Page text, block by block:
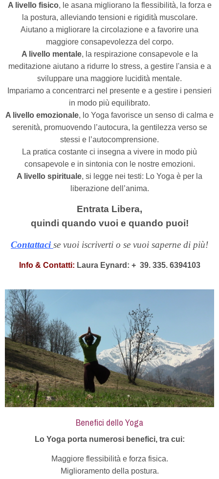
A livello fisico, le asana migliorano la flessibilità, la forza e
la postura, alleviando tensioni e rigidità muscolare.
Aiutano a migliorare la circolazione e a favorire una
maggiore consapevolezza del corpo.
A livello mentale, la respirazione consapevole e la
meditazione aiutano a ridurre lo stress, a gestire l'ansia e a
sviluppare una maggiore lucidità mentale.
Impariamo a concentrarci nel presente e a gestire i pensieri
in modo più equilibrato.
A livello emozionale, lo Yoga favorisce un senso di calma e
serenità, promuovendo l’autocura, la gentilezza verso se
stessi e l’autocomprensione.
La pratica costante ci insegna a vivere in modo più
consapevole e in sintonia con le nostre emozioni.
A livello spirituale, si legge nei testi: Lo Yoga è per la
liberazione dell’anima.
Entrata Libera,
quindi quando vuoi e quando puoi!
Contattaci se vuoi iscriverti o se vuoi saperne di più!
Info & Contatti: Laura Eynard: + 39. 335. 6394103
Benefici dello Yoga
Lo Yoga porta numerosi benefici, tra cui:
Maggiore flessibilità e forza fisica.
Miglioramento della postura.